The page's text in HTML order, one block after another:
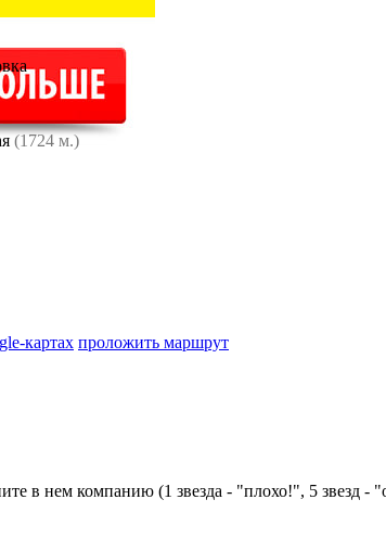
(1724 м.)
картах проложить маршрут
в нем компанию (1 звезда - "плохо!", 5 звезд -